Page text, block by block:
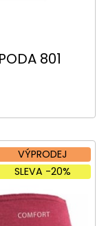
801
VÝPRODEJ
SLEVA -20%